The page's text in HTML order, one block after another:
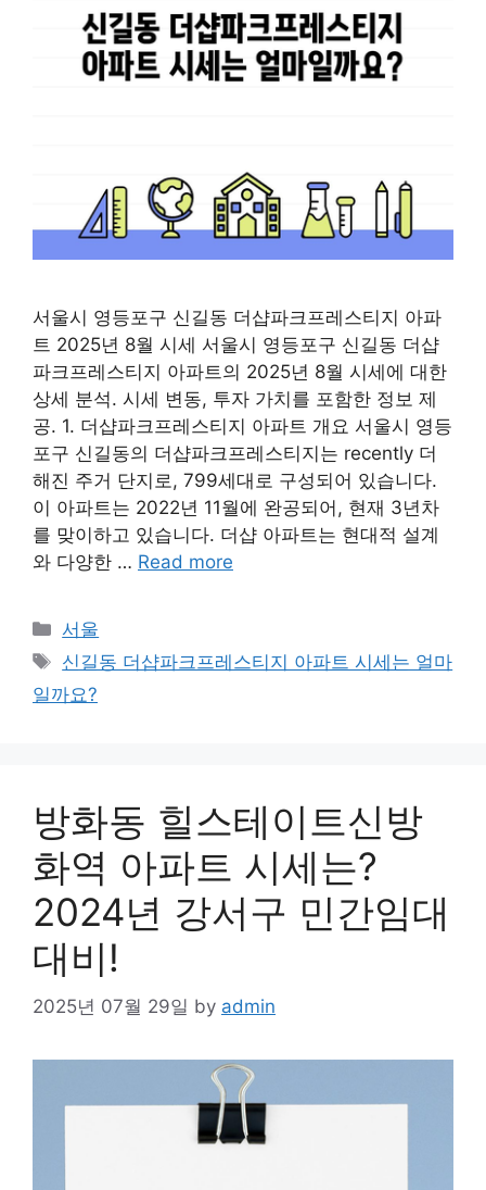
서울시 영등포구 신길동 더샵파크프레스티지 아파
트 2025년 8월 시세 서울시 영등포구 신길동 더샵
파크프레스티지 아파트의 2025년 8월 시세에 대한
상세 분석. 시세 변동, 투자 가치를 포함한 정보 제
공. 1. 더샵파크프레스티지 아파트 개요 서울시 영등
포구 신길동의 더샵파크프레스티지는 recently 더
해진 주거 단지로, 799세대로 구성되어 있습니다.
이 아파트는 2022년 11월에 완공되어, 현재 3년차
를 맞이하고 있습니다. 더샵 아파트는 현대적 설계
와 다양한 … Read more
Categories
서울
Tags
신길동 더샵파크프레스티지 아파트 시세는 얼마
일까요?
방화동 힐스테이트신방
화역 아파트 시세는?
2024년 강서구 민간임대
대비!
2025년 07월 29일 by admin